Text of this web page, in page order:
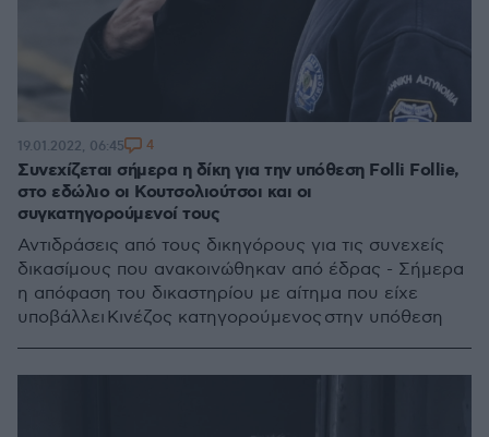
Συνεχίζεται σήμερα η δίκη για την υπόθεση Folli Follie,
στο εδώλιο οι Κουτσολιούτσοι και οι
συγκατηγορούμενοί τους
Αντιδράσεις από τους δικηγόρους για τις συνεχείς
δικασίμους που ανακοινώθηκαν από έδρας - Σήμερα
η απόφαση του δικαστηρίου με αίτημα που είχε
υποβάλλει Κινέζος κατηγορούμενος στην υπόθεση
19.01.2022, 06:45 4